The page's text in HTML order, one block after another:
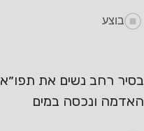
בוצע
בסיר רחב נשים את תפו״א
האדמה ונכסה במים